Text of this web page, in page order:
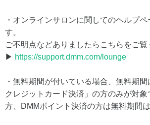
・オンラインサロンに関してのヘルプ
す。
ご不明点などありましたらこちらをご覧
▶ https://support.dmm.com/lounge
・無料期間が付いている場合、無料期
クレジットカード決済」の方のみが対
方、DMMポイント決済の方は無料期間